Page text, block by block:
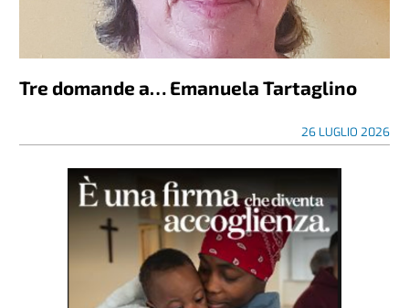
Tre domande a… Emanuela Tartaglino
26 LUGLIO 2026